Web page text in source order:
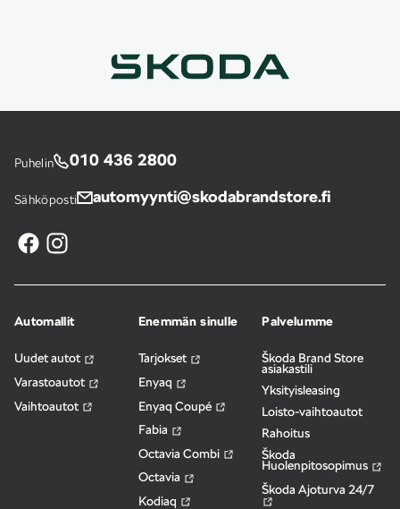
Puhelin 010 436 2800
Sähköposti automyynti@skodabrandstore.fi
Automallit
Uudet autot
Varastoautot
Vaihtoautot
Enemmän sinulle
Tarjokset
Enyaq
Enyaq Coupé
Fabia
Octavia Combi
Octavia
Kodiaq
Palvelumme
Škoda Brand Store
asiakastili
Yksityisleasing
Loisto-vaihtoautot
Rahoitus
Škoda
Huolenpitosopimus
Škoda Ajoturva 24/7